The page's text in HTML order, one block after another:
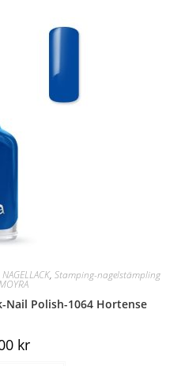
NAGELLACK, Stamping-nagelstämpling
Nail Polish-1064 Hortense
kr